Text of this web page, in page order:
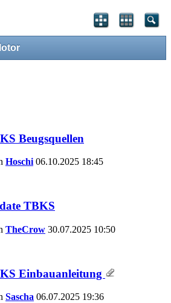
Beugsquellen
Hoschi06.10.2025 18:45
TBKS
TheCrow 30.07.2025 10:50
Einbauanleitung
Sascha 06.07.2025 19:36